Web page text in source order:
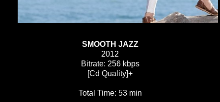
SMOOTH JAZZ
2012
Bitrate: 256 kbps
[Cd Quality]+
Total Time: 53 min